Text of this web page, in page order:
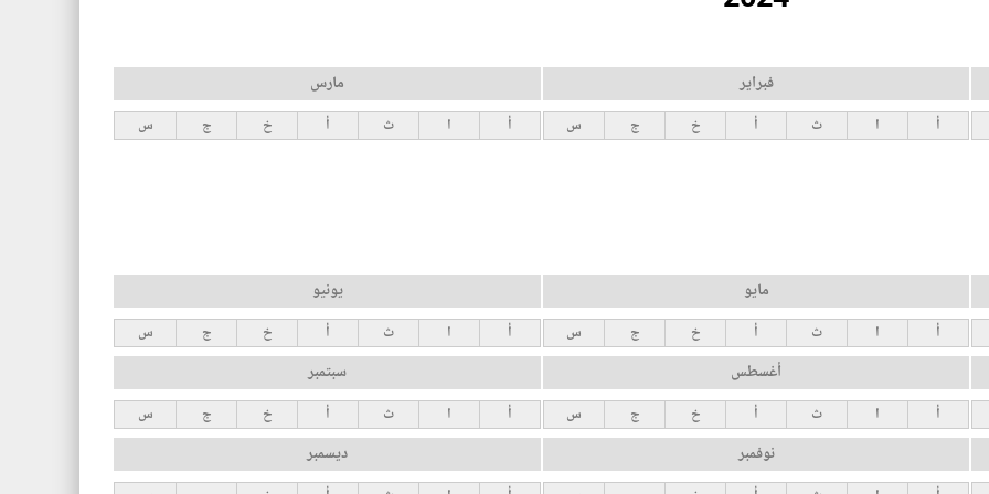
فبراير
أ ا ث أ خ ج س
مارس
أ ا ث أ خ ج س
مايو
أ ا ث أ خ ج س
يونيو
أ ا ث أ خ ج س
أغسطس
أ ا ث أ خ ج س
سبتمبر
أ ا ث أ خ ج س
نوفمبر ديسمبر